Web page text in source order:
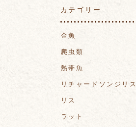
カテゴリー
金魚
爬虫類
熱帯魚
リチャードソンジリス
リス
ラット